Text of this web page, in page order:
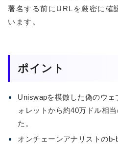
署名する前にURLを厳密に確
います。
ポイント
Uniswapを模倣した偽のウェ
ォレットから約40万ドル相
た。
オンチェーンアナリストの